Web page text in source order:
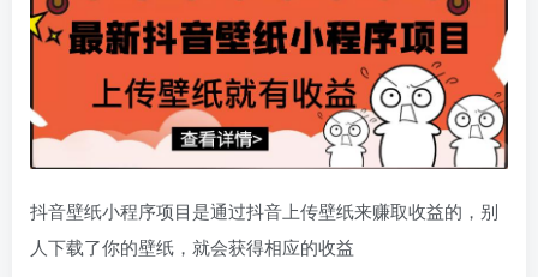
抖音壁纸小程序项目是通过抖音上传壁纸来赚取收益的，别
人下载了你的壁纸，就会获得相应的收益